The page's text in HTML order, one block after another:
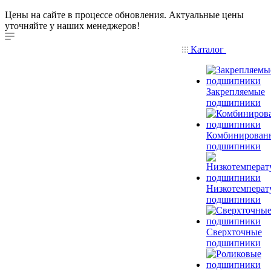
Цены на сайте в процессе обновления. Актуальные цены
уточняйте у наших менеджеров!
Каталог
Закрепляемые
подшипники
подшипники
подшипники
Сверхточные
подшипники